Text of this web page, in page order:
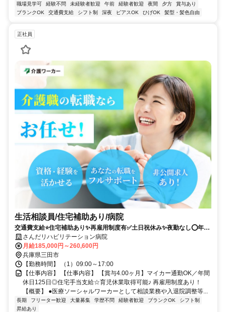
職場見学可
経験不問 未経験者歓迎 午前 経験者歓迎 夜間 夕方
賞与あり
ブランクOK
交通費支給 シフト制 深夜 ピアスOK ひげOK 髪型・髪色自由
正社員
生活相談員/住宅補助あり/病院
交通費支給⭐️住宅補助あり✨再雇用制度有✅️土日祝休み✨夜勤なし⭕️年休
120日以上✨車通勤ＯＫ❗️週休2日
さんだリハビリテーション病院
月給185,000円～260,600円
兵庫県三田市
【勤務時間】 （1）09:00～17:00
【仕事内容】 【仕事内容】 【賞与4.00ヶ月】マイカー通勤OK／年間
休日125日◎住宅手当支給☆育児休業取得可能♪ 再雇用制度あり！
【概要】 ●医療ソーシャルワーカーとして相談業務や入退院調整等...
長期 フリーター歓迎 大量募集 学歴不問 経験者歓迎 ブランクOK
シフト制
昇給あり